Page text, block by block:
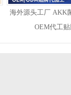
海外源头工厂 AKK
OEM代工贴